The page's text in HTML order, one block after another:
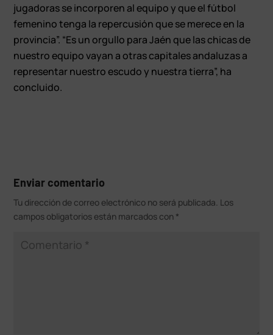
jugadoras se incorporen al equipo y que el fútbol
femenino tenga la repercusión que se merece en la
provincia”. “Es un orgullo para Jaén que las chicas de
nuestro equipo vayan a otras capitales andaluzas a
representar nuestro escudo y nuestra tierra”, ha
concluido.
Enviar comentario
Tu dirección de correo electrónico no será publicada. Los
campos obligatorios están marcados con *